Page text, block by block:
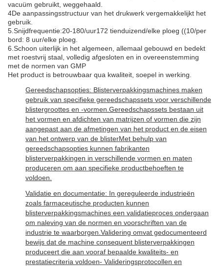
vacuüm gebruikt, weggehaald.
4De aanpassingsstructuur van het drukwerk vergemakkelijkt het
gebruik.
5.Snijdfrequentie:20-180/uur172 tienduizend/elke ploeg ((10/per
bord: 8 uur/elke ploeg.
6.Schoon uiterlijk in het algemeen, allemaal gebouwd en bedekt
met roestvrij staal, volledig afgesloten en in overeenstemming
met de normen van GMP
Het product is betrouwbaar qua kwaliteit, soepel in werking.
Gereedschapsopties: Blisterverpakkingsmachines maken
gebruik van specifieke gereedschapssets voor verschillende
blistergroottes en -vormen.Gereedschapssets bestaan uit
het vormen en afdichten van matrijzen of vormen die zijn
aangepast aan de afmetingen van het product en de eisen
van het ontwerp van de blisterMet behulp van
gereedschapsopties kunnen fabrikanten
blisterverpakkingen in verschillende vormen en maten
produceren om aan specifieke productbehoeften te
voldoen.
Validatie en documentatie: In gereguleerde industrieën
zoals farmaceutische producten kunnen
blisterverpakkingsmachines een validatieproces ondergaan
om naleving van de normen en voorschriften van de
industrie te waarborgen.Validering omvat gedocumenteerd
bewijs dat de machine consequent blisterverpakkingen
produceert die aan vooraf bepaalde kwaliteits- en
prestatiecriteria voldoen- Valideringsprotocollen en